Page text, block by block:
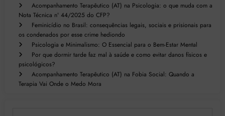
Acompanhamento Terapêutico (AT) na Psicologia: o que muda com a
Nota Técnica nº 44/2025 do CFP?
Feminicídio no Brasil: consequências legais, sociais e prisionais para
os condenados por esse crime hediondo
Psicologia e Minimalismo: O Essencial para o Bem-Estar Mental
Por que dormir tarde faz mal à saúde e como evitar danos físicos e
psicológicos?
Acompanhamento Terapêutico (AT) na Fobia Social: Quando a
Terapia Vai Onde o Medo Mora